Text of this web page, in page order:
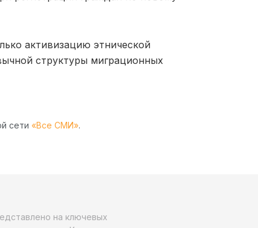
активизацию этнической
структуры миграционных
сети «Все СМИ».
на ключевых